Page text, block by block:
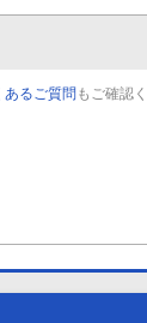
あるご質問もご確認